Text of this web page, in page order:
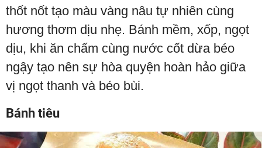
thốt nốt tạo màu vàng nâu tự nhiên cùng
hương thơm dịu nhẹ. Bánh mềm, xốp, ngọt
dịu, khi ăn chấm cùng nước cốt dừa béo
ngậy tạo nên sự hòa quyện hoàn hảo giữa
vị ngọt thanh và béo bùi.
Bánh tiêu